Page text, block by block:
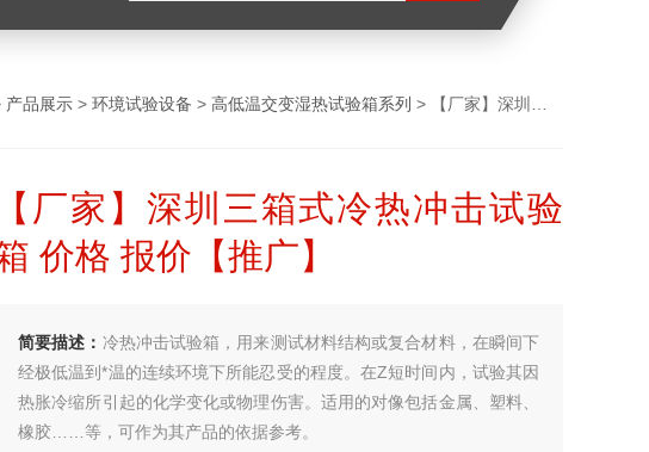
产品展示 > 环境试验设备 > 高低温交变湿热试验箱系列 > 【厂家】深圳三箱式冷热冲击试验箱 价格 报价【推广】
【厂家】深圳三箱式冷热冲击试验
价格 报价【推广】
简要描述： 冷热冲击试验箱，用来测试材料结构或复合材料，在瞬间下
经极低温到*温的连续环境下所能忍受的程度。在Z短时间内，试验其因
热胀冷缩所引起的化学变化或物理伤害。适用的对像包括金属、塑料、
橡胶……等，可作为其产品的依据参考。